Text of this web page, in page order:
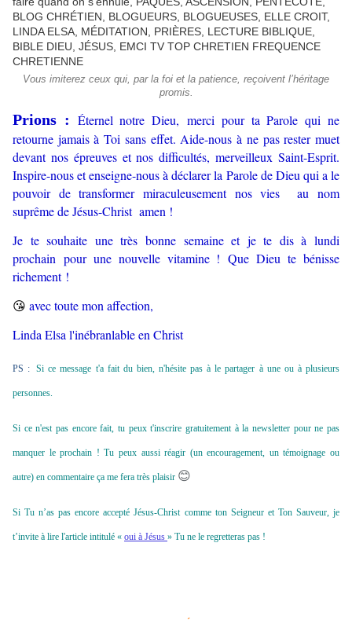
Vous imiterez ceux qui, par la foi et la patience, reçoivent l’héritage
promis.
Prions : Éternel notre Dieu, merci pour ta Parole qui ne
retourne jamais à Toi sans effet. Aide-nous à ne pas rester muet
devant nos épreuves et nos difficultés, merveilleux Saint-Esprit.
Inspire-nous et enseigne-nous à déclarer la Parole de Dieu qui a le
pouvoir de transformer miraculeusement nos vies au nom
suprême de Jésus-Christ amen !
Je te souhaite une très bonne semaine et je te dis à lundi
prochain pour une nouvelle vitamine ! Que Dieu te bénisse
richement !
😘 avec toute mon affection,
Linda Elsa l'inébranlable en Christ
PS : Si ce message t'a fait du bien, n'hésite pas à le partager à une ou à plusieurs
personnes.
Si ce n'est pas encore fait, tu peux t'inscrire gratuitement à la newsletter pour ne pas
manquer le prochain ! Tu peux aussi réagir (un encouragement, un témoignage ou
autre) en commentaire ça me fera très plaisir 😊
Si Tu n’as pas encore accepté Jésus-Christ comme ton Seigneur et Ton Sauveur, je
t’invite à lire l'article intitulé « oui à Jésus » Tu ne le regretteras pas !